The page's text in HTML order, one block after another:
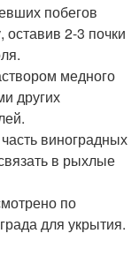
побегов
оставив 2-3 почки
медного
других
виноградных
в рыхлые
по
для укрытия.